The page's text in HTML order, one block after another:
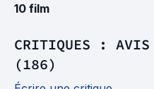
10 film
CRITIQUES : AVIS
(186)